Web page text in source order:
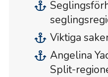
Viktiga
Angelina
Split-